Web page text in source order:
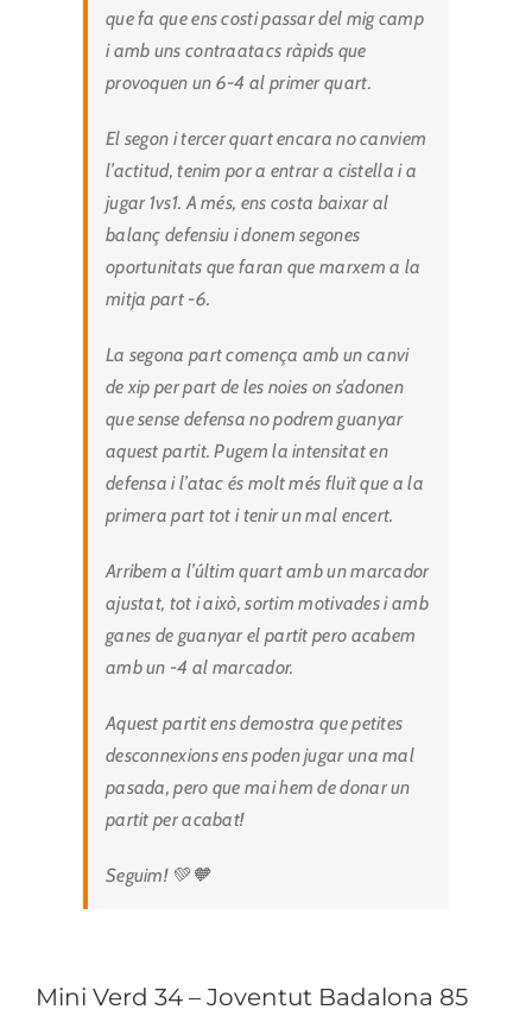
que fa que ens costi passar del mig camp
i amb uns contraatacs ràpids que
provoquen un 6-4 al primer quart.
El segon i tercer quart encara no canviem
l’actitud, tenim por a entrar a cistella i a
jugar 1vs1. A més, ens costa baixar al
balanç defensiu i donem segones
oportunitats que faran que marxem a la
mitja part -6.
La segona part comença amb un canvi
de xip per part de les noies on s’adonen
que sense defensa no podrem guanyar
aquest partit. Pugem la intensitat en
defensa i l’atac és molt més fluït que a la
primera part tot i tenir un mal encert.
Arribem a l’últim quart amb un marcador
ajustat, tot i això, sortim motivades i amb
ganes de guanyar el partit pero acabem
amb un -4 al marcador.
Aquest partit ens demostra que petites
desconnexions ens poden jugar una mal
pasada, pero que mai hem de donar un
partit per acabat!
Seguim! 💚🧡
Mini Verd 34 – Joventut Badalona 85